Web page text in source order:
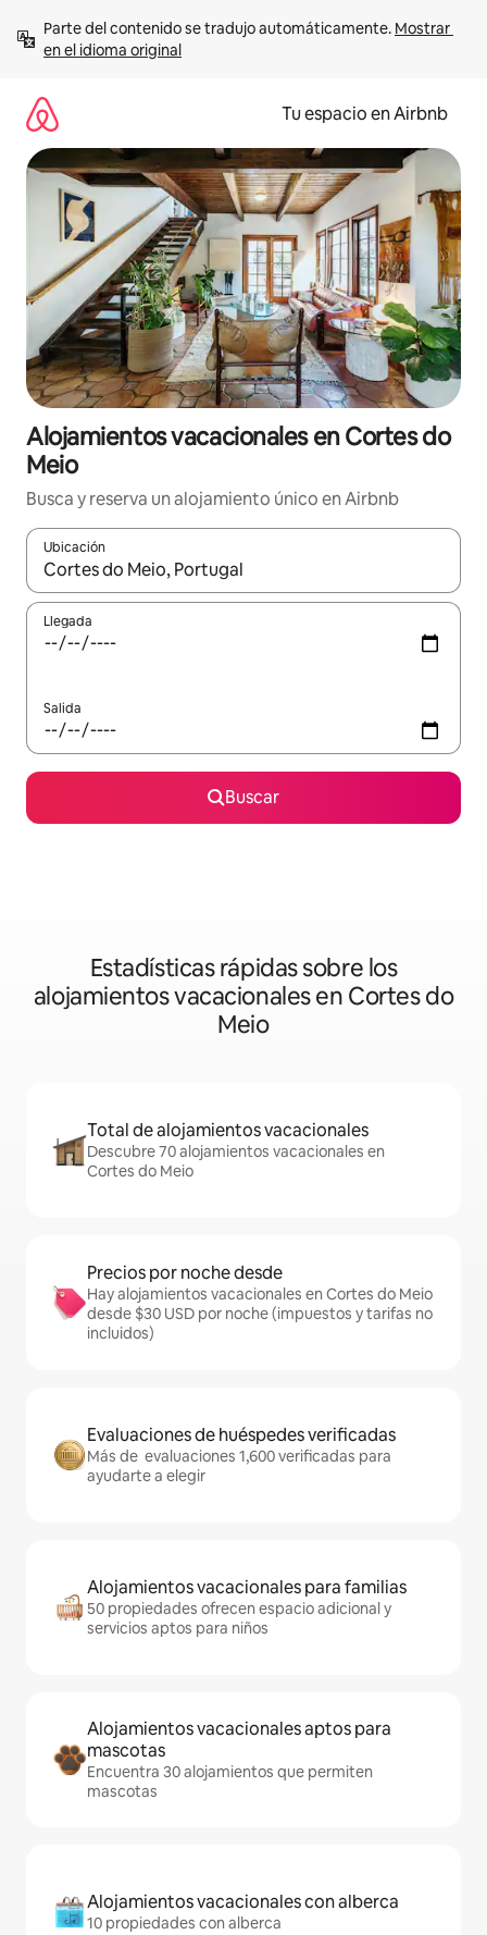
contenido
Parte del contenido se tradujo automáticamente. Mostrar
en el idioma original
Tu espacio en Airbnb
Alojamientos vacacionales en Cortes do
Meio
Busca y reserva un alojamiento único en Airbnb
Ubicación
Cuando los resultados estén disponibles, podrás navegar
Llegada
Salida
Buscar
Estadísticas rápidas sobre los
alojamientos vacacionales en Cortes do
Meio
Total de alojamientos vacacionales
Descubre 70 alojamientos vacacionales en
Cortes do Meio
Precios por noche desde
Hay alojamientos vacacionales en Cortes do Meio
desde $30 USD por noche (impuestos y tarifas no
incluidos)
Evaluaciones de huéspedes verificadas
Más de evaluaciones 1,600 verificadas para
ayudarte a elegir
Alojamientos vacacionales para familias
50 propiedades ofrecen espacio adicional y
servicios aptos para niños
Alojamientos vacacionales aptos para
mascotas
Encuentra 30 alojamientos que permiten
mascotas
Alojamientos vacacionales con alberca
10 propiedades con alberca